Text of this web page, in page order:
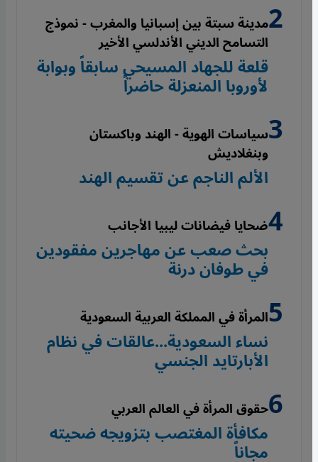
مدينة سبتة بين إسبانيا والمغرب - نموذج
التسامح الديني الأندلسي الأخير
قلعة للجهاد المسيحي سابقاً وبوابة
لأوروبا المنعزلة حاضراً
سياسات الهوية - الهند وباكستان
وبنغلاديش
الألم الناجم عن تقسيم الهند
ضحايا فيضانات ليبيا الأجانب
بحث صعب عن مهاجرين مفقودين
في طوفان درنة
المرأة في المملكة العربية السعودية
نساء السعودية...عالقات في نظام
الأبارتايد الجنسي
حقوق المرأة في العالم العربي
مكافأة المغتصب بتزويجه ضحيته
مجاناً